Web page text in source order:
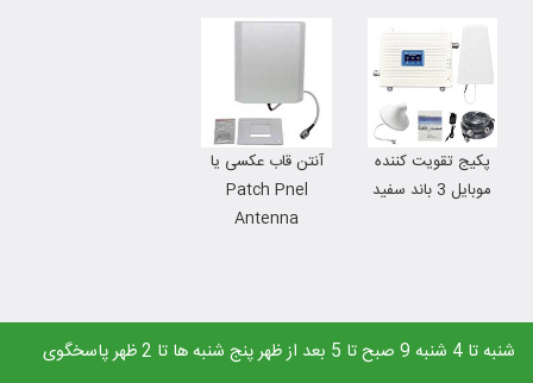
پکیج تقویت کننده
موبایل 3 باند سفید
آنتن قاب عکسی یا
Patch Pnel
Antenna
شنبه تا 4 شنبه 9 صبح تا 5 بعد از ظهر پنج شنبه ها تا 2 ظهر پاسخگوی